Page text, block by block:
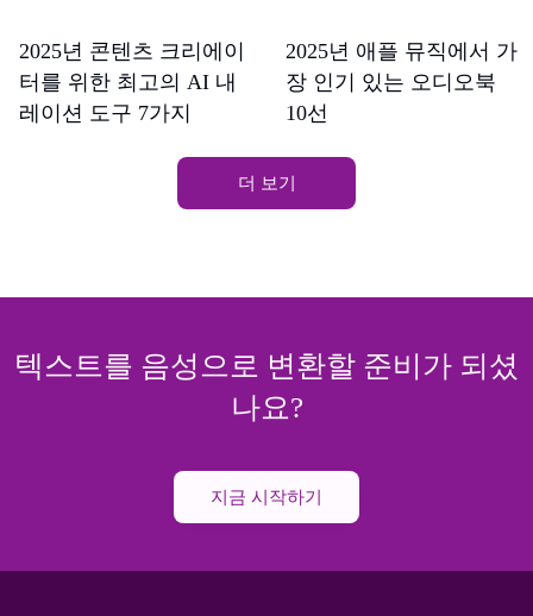
2025년 콘텐츠 크리에이
터를 위한 최고의 AI 내
레이션 도구 7가지
2025년 애플 뮤직에서 가
장 인기 있는 오디오북
10선
더 보기
텍스트를 음성으로 변환할 준비가 되셨
나요?
지금 시작하기